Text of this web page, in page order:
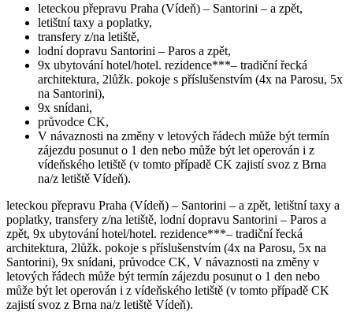
leteckou přepravu Praha (Vídeň) – Santorini – a zpět,
letištní taxy a poplatky,
transfery z/na letiště,
lodní dopravu Santorini – Paros a zpět,
9x ubytování hotel/hotel. rezidence***– tradiční řecká
architektura, 2lůžk. pokoje s příslušenstvím (4x na Parosu, 5x
na Santorini),
9x snídani,
průvodce CK,
V návaznosti na změny v letových řádech může být termín
zájezdu posunut o 1 den nebo může být let operován i z
vídeňského letiště (v tomto případě CK zajistí svoz z Brna
na/z letiště Vídeň).
leteckou přepravu Praha (Vídeň) – Santorini – a zpět, letištní taxy a
poplatky, transfery z/na letiště, lodní dopravu Santorini – Paros a
zpět, 9x ubytování hotel/hotel. rezidence***– tradiční řecká
architektura, 2lůžk. pokoje s příslušenstvím (4x na Parosu, 5x na
Santorini), 9x snídani, průvodce CK, V návaznosti na změny v
letových řádech může být termín zájezdu posunut o 1 den nebo
může být let operován i z vídeňského letiště (v tomto případě CK
zajistí svoz z Brna na/z letiště Vídeň).